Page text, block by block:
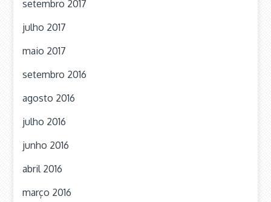
setembro 2017
julho 2017
maio 2017
setembro 2016
agosto 2016
julho 2016
junho 2016
abril 2016
março 2016